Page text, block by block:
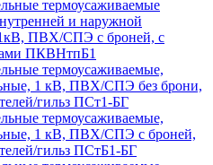
термоусаживаемые
и наружной
ПВХ/СПЭ с броней, с
ПКВНтпБ1
термоусаживаемые,
1 кВ, ПВХ/СПЭ без брони,
гильз ПСт1-БГ
термоусаживаемые,
1 кВ, ПВХ/СПЭ с броней,
гильз ПСтБ1-БГ